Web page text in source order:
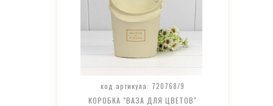
код артикула: 720768/9
КОРОБКА "ВАЗА ДЛЯ ЦВЕТОВ"